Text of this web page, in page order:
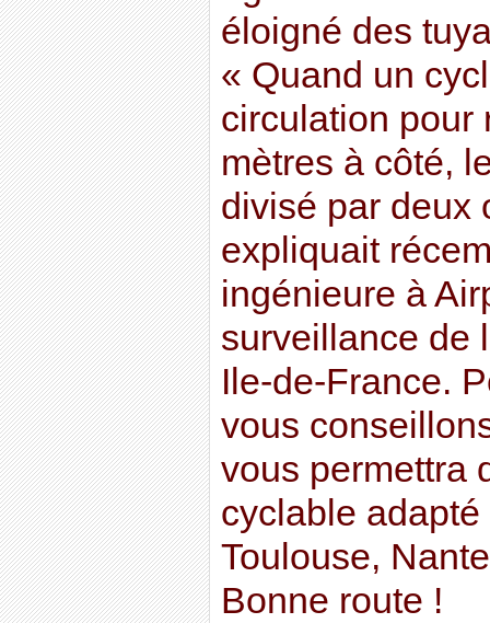
éloigné des
« Quand un
circulation pour
mètres à côté,
divisé par deux
expliquait
ingénieure à
surveillance de
Ile-de-France.
vous
vous permettra
cyclable
Toulouse,
Bonne route !